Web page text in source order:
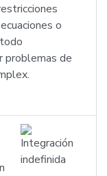
o
problemas de